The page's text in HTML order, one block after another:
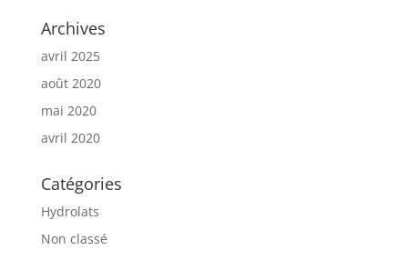
Archives
avril 2025
août 2020
mai 2020
avril 2020
Catégories
Hydrolats
Non classé